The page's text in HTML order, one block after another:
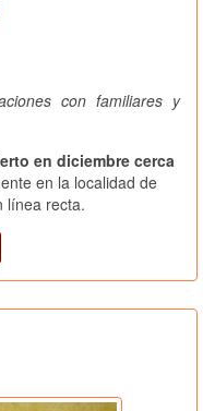
con familiares y
en diciembre cerca
en la localidad de
línea recta.